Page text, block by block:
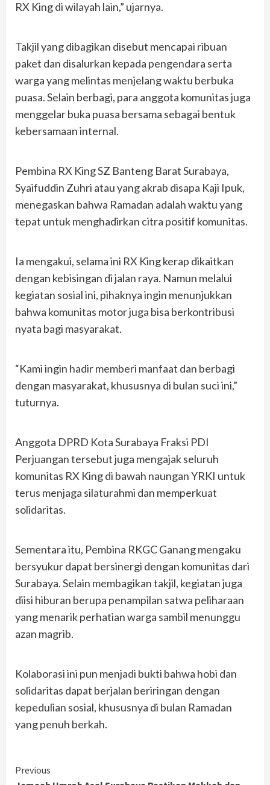
RX King di wilayah lain,” ujarnya.
Takjil yang dibagikan disebut mencapai ribuan
paket dan disalurkan kepada pengendara serta
warga yang melintas menjelang waktu berbuka
puasa. Selain berbagi, para anggota komunitas juga
menggelar buka puasa bersama sebagai bentuk
kebersamaan internal.
Pembina RX King SZ Banteng Barat Surabaya,
Syaifuddin Zuhri atau yang akrab disapa Kaji Ipuk,
menegaskan bahwa Ramadan adalah waktu yang
tepat untuk menghadirkan citra positif komunitas.
Ia mengakui, selama ini RX King kerap dikaitkan
dengan kebisingan di jalan raya. Namun melalui
kegiatan sosial ini, pihaknya ingin menunjukkan
bahwa komunitas motor juga bisa berkontribusi
nyata bagi masyarakat.
“Kami ingin hadir memberi manfaat dan berbagi
dengan masyarakat, khususnya di bulan suci ini,”
tuturnya.
Anggota DPRD Kota Surabaya Fraksi PDI
Perjuangan tersebut juga mengajak seluruh
komunitas RX King di bawah naungan YRKI untuk
terus menjaga silaturahmi dan memperkuat
solidaritas.
Sementara itu, Pembina RKGC Ganang mengaku
bersyukur dapat bersinergi dengan komunitas dari
Surabaya. Selain membagikan takjil, kegiatan juga
diisi hiburan berupa penampilan satwa peliharaan
yang menarik perhatian warga sambil menunggu
azan magrib.
Kolaborasi ini pun menjadi bukti bahwa hobi dan
solidaritas dapat berjalan beriringan dengan
kepedulian sosial, khususnya di bulan Ramadan
yang penuh berkah.
Continue
Previous